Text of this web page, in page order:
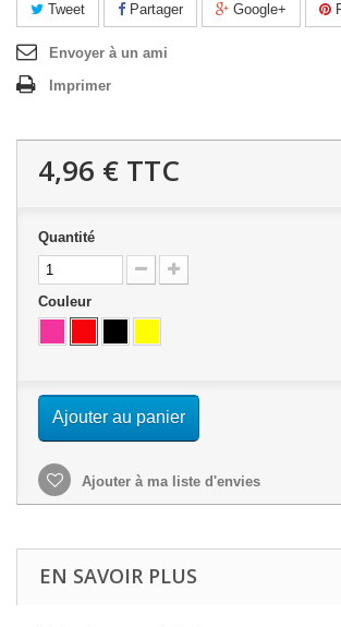
Tweet Partager Google+
Envoyer à un ami
Imprimer
4,96 € TTC
Quantité
Couleur
Ajouter au panier
Ajouter à ma liste d'envies
EN SAVOIR PLUS